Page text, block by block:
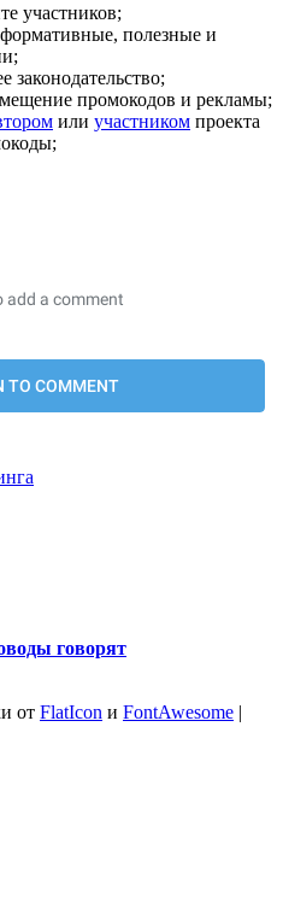
участников;
полезные и
законодательство;
промокодов и рекламы;
или участником проекта
говорят
от FlatIcon и FontAwesome |